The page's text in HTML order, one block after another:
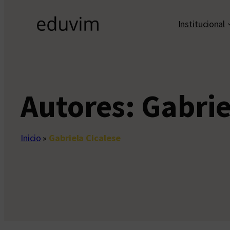
Institucional
Autores:
Inicio » Gabriela Cicalese